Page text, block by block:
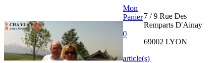
7 / 9 Rue Des
Remparts D'Ainay
69002 LYON
Mon
Panier
0
article(s)